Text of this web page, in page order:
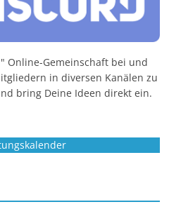
Online-Gemeinschaft bei und
in diversen Kanälen zu
bring Deine Ideen direkt ein.